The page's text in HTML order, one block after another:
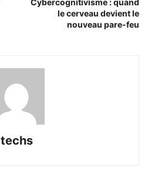
Cybercognitivisme : quand
le cerveau devient le
nouveau pare-feu
techs